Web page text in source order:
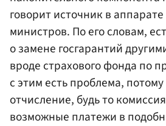
говорит источник в
министров. По его словам,
о замене госгарантий
вроде страхового фонда по
с этим есть проблема,
отчисление, будь то
возможные платежи в